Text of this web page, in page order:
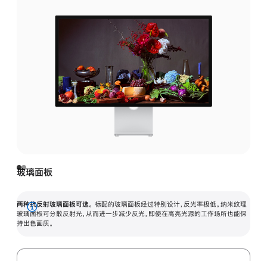
玻璃面板
两种抗反射玻璃面板可选。 标配的玻璃面板经过特别设计，反光率极低。纳米纹理
玻璃面板可分散反射光，从而进一步减少反光，即使在高亮光源的工作场所也能保
持出色画质。
展
开